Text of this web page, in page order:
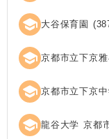
school 大谷保育園 (
school 京都市立下京
school 京都市立下京中
school 龍谷大学 京都